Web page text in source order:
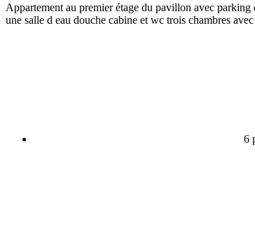
Appartement au premier étage du pavillon avec
une salle d eau douche cabine et wc trois chambres
6